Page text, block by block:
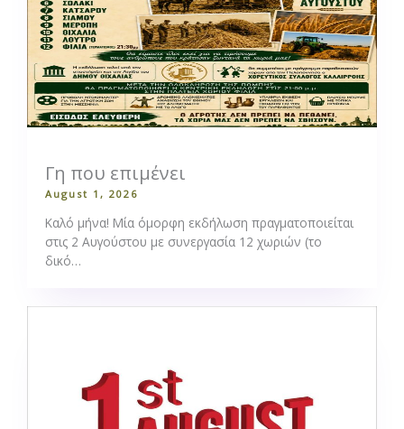
Γη που επιμένει
August 1, 2026
Καλό μήνα! Μία όμορφη εκδήλωση πραγματοποιείται
στις 2 Αυγούστου με συνεργασία 12 χωριών (το
δικό…